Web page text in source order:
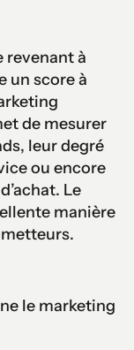
revenant à
un score à
de mesurer
leur degré
ou encore
Le
manière
le marketing